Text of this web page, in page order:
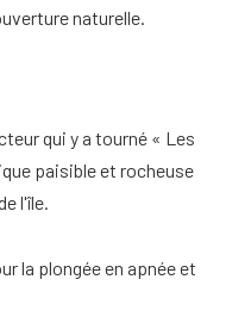
naturelle.
qui y a tourné « Les
paisible et rocheuse
l'île
la plongée en apnée et